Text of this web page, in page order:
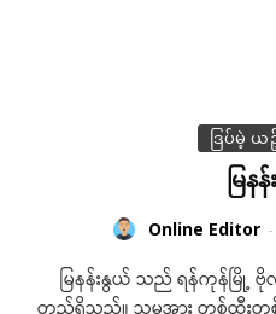
ဒြပ်မဲ့ ယ
မြန
Online Editor -
မြနန်းနွယ် သည် ရန်ကုန်မြို့